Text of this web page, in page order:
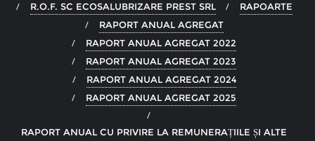
R.O.F. SC ECOSALUBRIZARE PREST SRL
RAPOARTE
RAPORT ANUAL AGREGAT
RAPORT ANUAL AGREGAT 2022
RAPORT ANUAL AGREGAT 2023
RAPORT ANUAL AGREGAT 2024
RAPORT ANUAL AGREGAT 2025
RAPORT ANUAL CU PRIVIRE LA REMUNERAȚIILE ȘI ALTE